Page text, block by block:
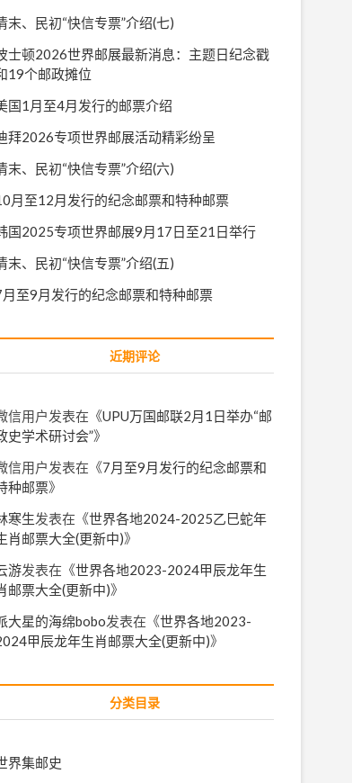
末、民初“快信专票”介绍(七)
士顿2026世界邮展最新消息：主题日纪念戳
19个邮政摊位
国1月至4月发行的邮票介绍
拜2026专项世界邮展活动精彩纷呈
末、民初“快信专票”介绍(六)
月至12月发行的纪念邮票和特种邮票
国2025专项世界邮展9月17日至21日举行
末、民初“快信专票”介绍(五)
月至9月发行的纪念邮票和特种邮票
近期评论
信用户 发表在《UPU万国邮联2月1日举办“邮
史学术研讨会”》
信用户 发表在《7月至9月发行的纪念邮票和
种邮票》
寒生发表在《世界各地2024-2025乙巳蛇年
肖邮票大全(更新中)》
游发表在《世界各地2023-2024甲辰龙年生
邮票大全(更新中)》
大星的海绵bobo发表在《世界各地2023-
甲辰龙年生肖邮票大全(更新中)》
分类目录
界集邮史